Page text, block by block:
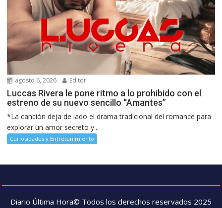
agosto 6, 2026 Editor
Luccas Rivera le pone ritmo a lo prohibido con el
estreno de su nuevo sencillo “Amantes”
*La canción deja de lado el drama tradicional del romance para
explorar un amor secreto y...
Curiosidades y Entretenimiento
Diario Última Hora© Todos los derechos reservados 2025